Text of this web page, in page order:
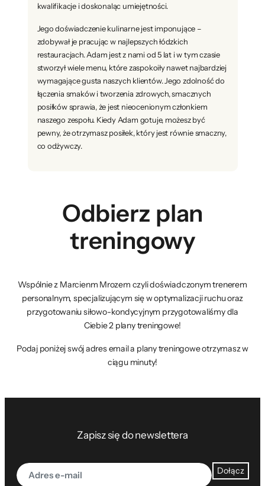
kwalifikacje i doskonaląc umiejętności.
Jego doświadczenie kulinarne jest imponujące –
zdobywał je pracując w najlepszych łódzkich
restauracjach. Adam jest z nami od 5 lat i w tym czasie
stworzył wiele menu, które zaspokoiły nawet najbardziej
wymagające gusta naszych klientów. Jego zdolność do
łączenia smaków i tworzenia zdrowych, smacznych
posiłków sprawia, że jest nieocenionym członkiem
naszego zespołu. Kiedy Adam gotuje, możesz być
pewny, że otrzymasz posiłek, który jest równie smaczny,
co odżywczy.
Odbierz plan
treningowy
Wspólnie z Marcienm Mrozem czyli doświadczonym trenerem
personalnym, specjalizującym się w optymalizacji ruchu oraz
przygotowaniu siłowo-kondycyjnym przygotowaliśmy dla
Ciebie 2 plany treningowe!
Podaj poniżej swój adres email a plany treningowe otrzymasz w
ciągu minuty!
Zapisz się do newslettera
Dołącz